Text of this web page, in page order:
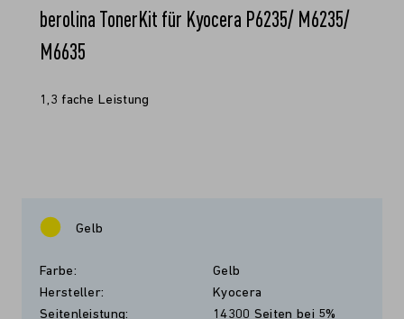
berolina TonerKit für Kyocera P6235/ M6235/
M6635
1,3 fache Leistung
Gelb
Farbe:
Gelb
Hersteller:
Kyocera
Seitenleistung:
14300 Seiten bei 5%